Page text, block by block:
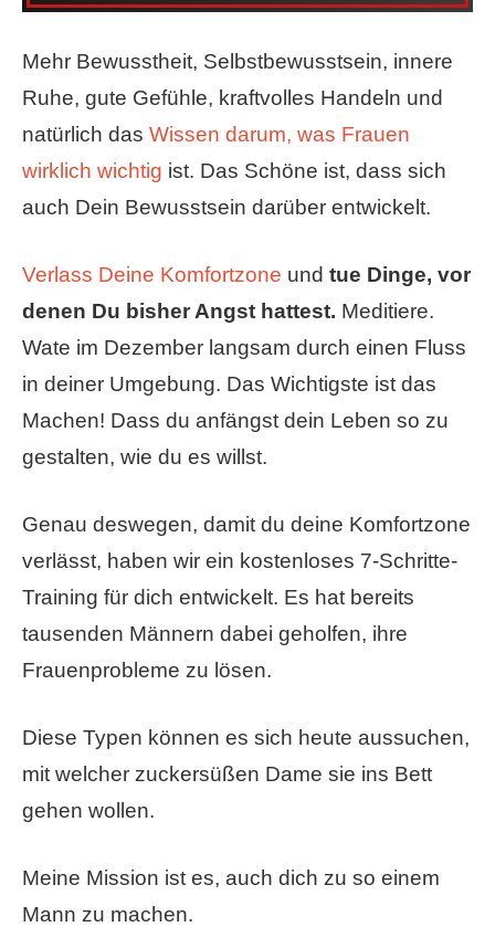
Mehr Bewusstheit, Selbstbewusstsein, innere
Ruhe, gute Gefühle, kraftvolles Handeln und
natürlich das Wissen darum, was Frauen
wirklich wichtig ist. Das Schöne ist, dass sich
auch Dein Bewusstsein darüber entwickelt.
Verlass Deine Komfortzone und tue Dinge, vor
denen Du bisher Angst hattest. Meditiere.
Wate im Dezember langsam durch einen Fluss
in deiner Umgebung. Das Wichtigste ist das
Machen! Dass du anfängst dein Leben so zu
gestalten, wie du es willst.
Genau deswegen, damit du deine Komfortzone
verlässt, haben wir ein kostenloses 7-Schritte-
Training für dich entwickelt. Es hat bereits
tausenden Männern dabei geholfen, ihre
Frauenprobleme zu lösen.
Diese Typen können es sich heute aussuchen,
mit welcher zuckersüßen Dame sie ins Bett
gehen wollen.
Meine Mission ist es, auch dich zu so einem
Mann zu machen.